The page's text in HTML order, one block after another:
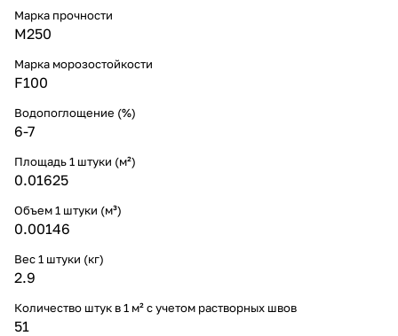
Марка прочности
М250
Марка морозостойкости
F100
Водопоглощение (%)
6-7
Площадь 1 штуки (м²)
0.01625
Объем 1 штуки (м³)
0.00146
Вес 1 штуки (кг)
2.9
Количество штук в 1 м² с учетом растворных швов
51